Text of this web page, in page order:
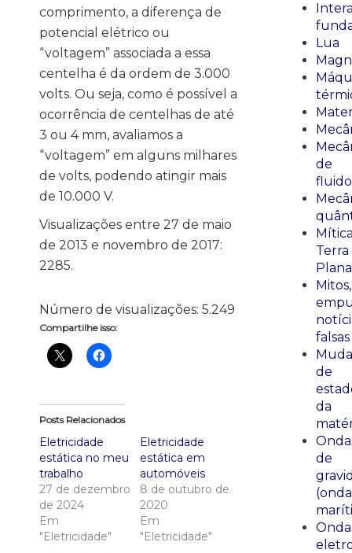
comprimento, a diferença de
potencial elétrico ou
“voltagem” associada a essa
centelha é da ordem de 3.000
volts. Ou seja, como é possível a
ocorrência de centelhas de até
3 ou 4 mm, avaliamos a
“voltagem” em alguns milhares
de volts, podendo atingir mais
de 10.000 V.
Visualizações entre 27 de maio
de 2013 e novembro de 2017:
2285.
Número de visualizações: 5.249
Compartilhe isso:
Posts Relacionados
Eletricidade
estática no meu
trabalho
27 de dezembro
de 2024
Em
"Eletricidade"
Eletricidade
estática em
automóveis
8 de outubro de
2020
Em
"Eletricidade"
Lua
de
Terra
Plana
Mitos,
falsas
de
da
de